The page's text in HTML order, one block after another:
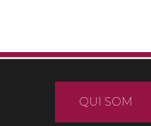
QUI SOM